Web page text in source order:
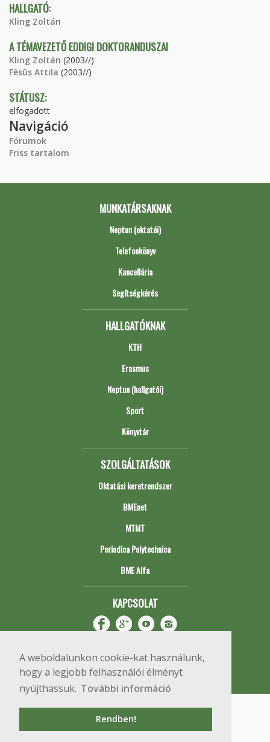
A weboldalunkon cookie-kat használunk,
hogy a legjobb felhasználói élményt
nyújthassuk. További információ
Rendben!
HALLGATÓ:
Kling Zoltán
A TÉMAVEZETŐ EDDIGI DOKTORANDUSZAI
Kling Zoltán (2003//)
Fésûs Attila (2003//)
STÁTUSZ:
elfogadott
Navigáció
Fórumok
Friss tartalom
MUNKATÁRSAKNAK
Neptun (oktatói)
Telefonkönyv
Kancellária
Segítségkérés
HALLGATÓKNAK
KTH
Erasmus
Neptun (hallgatói)
Sport
Könyvtár
SZOLGÁLTATÁSOK
Oktatási keretrendszer
BMEnet
MTMT
Periodica Polytechnica
BME Alfa
KAPCSOLAT
Copyright © 2020 BME Építőmérnöki Kar
1111 Budapest, Műegyetem rkp. 3.